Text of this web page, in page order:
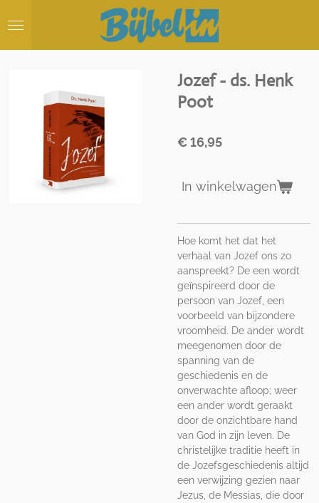
direct
Jozef - ds. Henk
Poot
€ 16,95
In winkelwagen
Hoe komt het dat het
verhaal van Jozef ons zo
aanspreekt? De een wordt
geïnspireerd door de
persoon van Jozef, een
voorbeeld van bijzondere
vroomheid. De ander wordt
meegenomen door de
spanning van de
geschiedenis en de
onverwachte afloop; weer
een ander wordt geraakt
door de onzichtbare hand
van God in zijn leven. De
christelijke traditie heeft in
de Jozefsgeschiedenis altijd
een verwijzing gezien naar
Jezus, de Messias, die door